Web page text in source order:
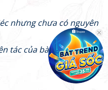
nhưng chưa có nguyên
tác của bài thơ, xin mời